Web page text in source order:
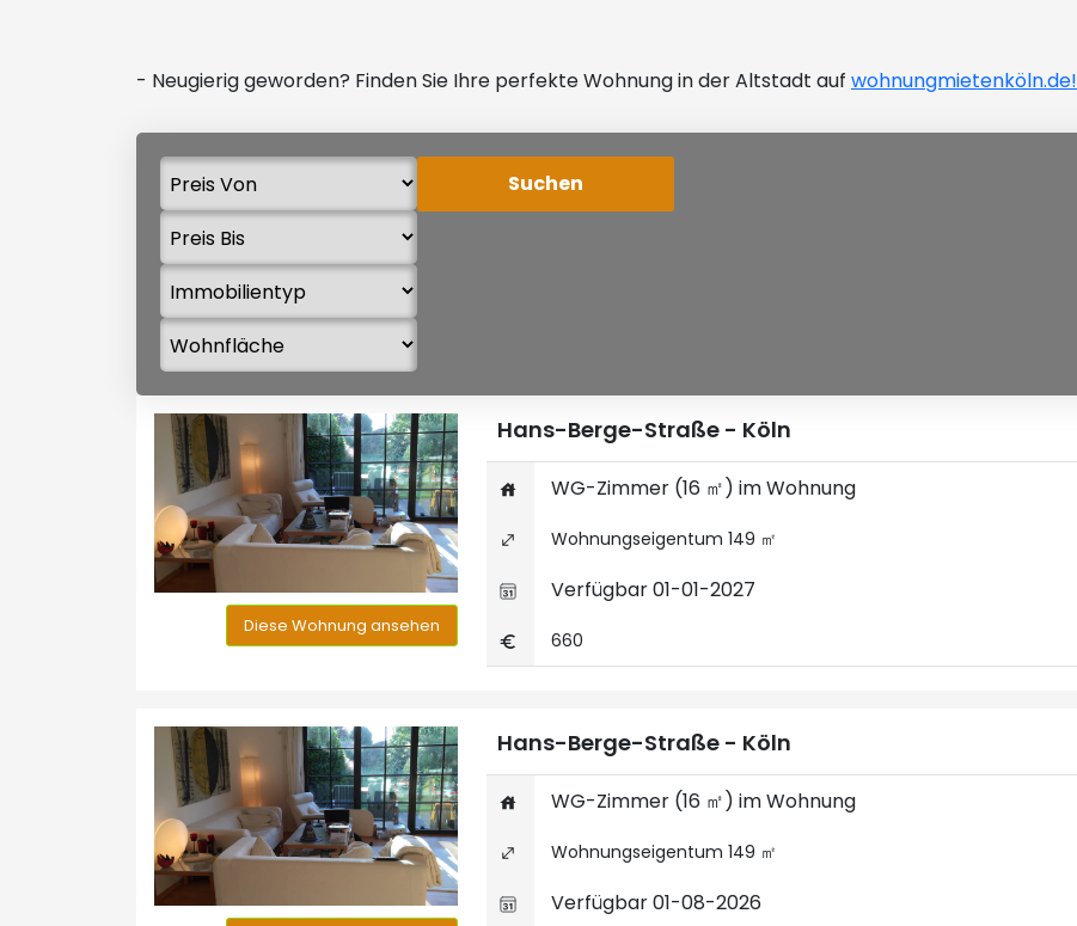
- Neugierig geworden? Finden Sie Ihre perfekte Wohnung in der Altstadt auf wohnungmietenköln.de!
Diese Wohnung ansehen
Hans-Berge-Straße - Köln
WG-Zimmer (16 ㎡) im Wohnung
Wohnungseigentum 149 ㎡
Verfügbar 01-01-2027
660
Hans-Berge-Straße - Köln
WG-Zimmer (16 ㎡) im Wohnung
Wohnungseigentum 149 ㎡
Verfügbar 01-08-2026